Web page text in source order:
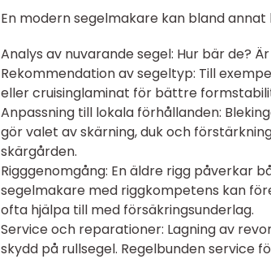
En modern segelmakare kan bland annat
Analys av nuvarande segel: Hur bär de?
Rekommendation av segeltyp: Till
eller cruisinglaminat för bättre
Anpassning till lokala förhållanden:
gör valet av skärning, duk och
skärgården.
Rigggenomgång: En äldre rigg påverkar
segelmakare med riggkompetens kan
ofta hjälpa till med försäkringsunderlag.
Service och reparationer: Lagning av
skydd på rullsegel. Regelbunden service